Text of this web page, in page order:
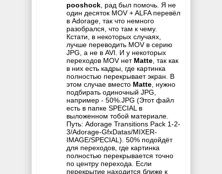
pooshock , рад был помочь. Я не
один десяток MOV + ALFA перевёл
в Adorage, так что немного
разобрался, что там к чему.
Кстати, в некоторых случаях,
лучше переводить MOV в серию
JPG, а не в AVI. И у некоторых
переходов MOV нет Matte , так как
в них есть кадры, где картинка
полностью перекрывает экран. В
этом случае вместо Matte , нужно
подбирать одиночный JPG,
например - 50%.JPG (Этот файл
есть в папке SPECIAL в
выложенном тобой материале.
Путь: Adorage Transitions Pack 1-2-
3/Adorage-GfxDatas/MIXER-
IMAGE/SPECIAL). 50% подойдёт
для переходов, где картинка
полностью перекрывается точно
по центру перехода. Если
перекрытие находится ближе к